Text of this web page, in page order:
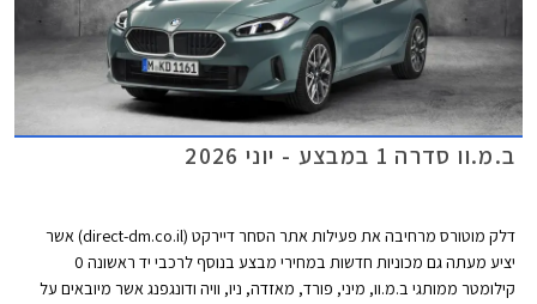
ב.מ.וו סדרה 1 במבצע - יוני 2026
דלק מוטורס מרחיבה את פעילות אתר הסחר דיירקט (direct-dm.co.il) אשר
יציע מעתה גם מכוניות חדשות במחירי מבצע בנוסף לרכבי יד ראשונה 0
קילומטר ממותגי ב.מ.וו, מיני, פורד, מאזדה, ניו, וויה ודונגפנג אשר מיובאים על